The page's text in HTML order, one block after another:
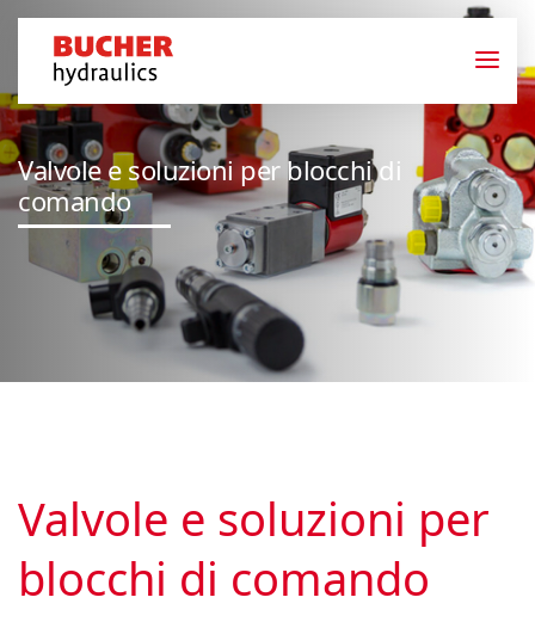
Valvole e soluzioni per blocchi di
comando
Valvole e soluzioni per
blocchi di comando